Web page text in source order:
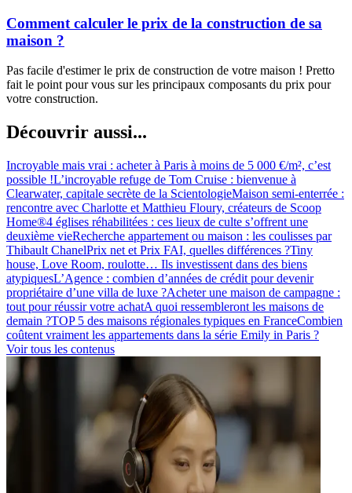
Comment calculer le prix de la construction de sa
maison ?
Pas facile d'estimer le prix de construction de votre maison ! Pretto
fait le point pour vous sur les principaux composants du prix pour
votre construction.
Découvrir aussi...
Incroyable mais vrai : acheter à Paris à moins de 5 000 €/m², c’est
possible !L’incroyable refuge de Tom Cruise : bienvenue à
Clearwater, capitale secrète de la ScientologieMaison semi-enterrée :
rencontre avec Charlotte et Matthieu Floury, créateurs de Scoop
Home®4 églises réhabilitées : ces lieux de culte s’offrent une
deuxième vieRecherche appartement ou maison : les coulisses par
Thibault ChanelPrix net et Prix FAI, quelles différences ?Tiny
house, Love Room, roulotte… Ils investissent dans des biens
atypiquesL’Agence : combien d’années de crédit pour devenir
propriétaire d’une villa de luxe ?Acheter une maison de campagne :
tout pour réussir votre achatA quoi ressembleront les maisons de
demain ?TOP 5 des maisons régionales typiques en FranceCombien
coûtent vraiment les appartements dans la série Emily in Paris ?
Voir tous les contenus